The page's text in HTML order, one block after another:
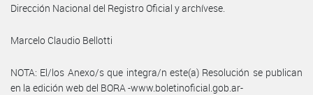
Dirección Nacional del Registro Oficial y archívese.
Marcelo Claudio Bellotti
NOTA: El/los Anexo/s que integra/n este(a) Resolución se publican
en la edición web del BORA -www.boletinoficial.gob.ar-